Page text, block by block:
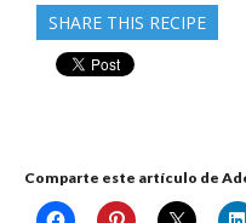
SHARE THIS RECIPE
Comparte este artículo de